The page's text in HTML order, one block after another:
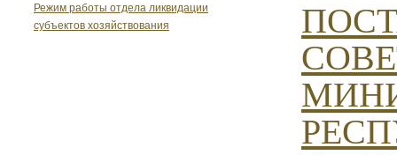
Режим работы отдела ликвидации
субъектов хозяйствования